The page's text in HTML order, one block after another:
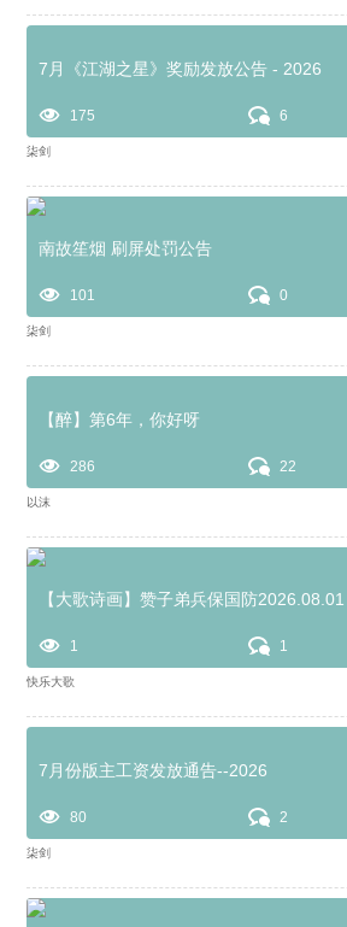
7月《江湖之星》奖励发放公告 - 2026
175 6
柒剑
南故笙烟 刷屏处罚公告
101 0
柒剑
【醉】第6年，你好呀
286 22
以沫
【大歌诗画】赞子弟兵保国防2026.08.01
1 1
快乐大歌
7月份版主工资发放通告--2026
80 2
柒剑